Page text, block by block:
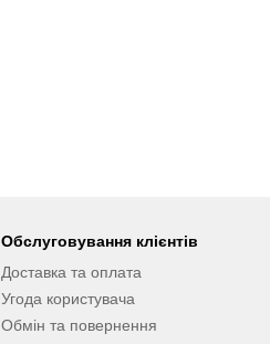
Обслуговування клієнтів
Доставка та оплата
Угода користувача
Обмін та повернення